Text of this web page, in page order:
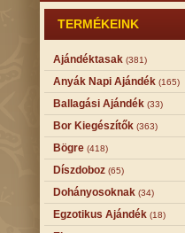
TERMÉKEINK
Ajándéktasak (381)
Anyák Napi Ajándék (165)
Ballagási Ajándék (33)
Bor Kiegészítők (363)
Bögre (418)
Díszdoboz (65)
Dohányosoknak (34)
Egzotikus Ajándék (18)